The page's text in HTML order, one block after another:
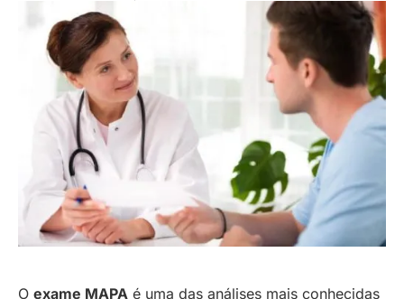
O exame MAPA é uma das análises mais conhecidas